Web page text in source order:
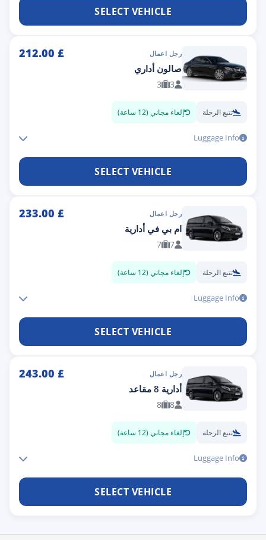
SELECT VEHICLE
رجل اعمال £
212.00
صالون أداري
3
3
تتبع الرحلة إلغاء مجاني (12 ساعة)
Luggage Info
SELECT VEHICLE
رجل اعمال £
233.00
ام بي في أدارية
7
7
تتبع الرحلة إلغاء مجاني (12 ساعة)
Luggage Info
SELECT VEHICLE
رجل اعمال £
243.00
أدارية 8 مقاعد
8
8
تتبع الرحلة إلغاء مجاني (12 ساعة)
Luggage Info
SELECT VEHICLE